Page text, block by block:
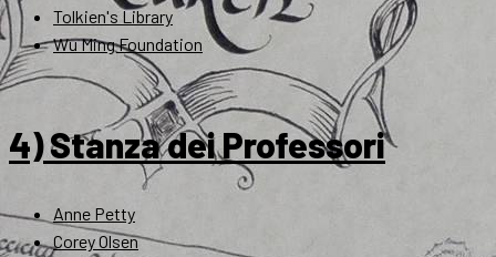
Tolkien's Library
Wu Ming Foundation
4) Stanza dei Professori
Anne Petty
Corey Olsen